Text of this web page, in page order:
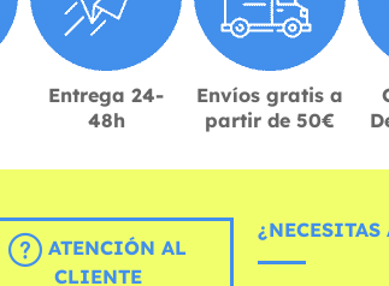
Entrega 24-
48h
Envíos gratis a
partir de 50€
ATENCIÓN AL
CLIENTE
¿NECESITAS